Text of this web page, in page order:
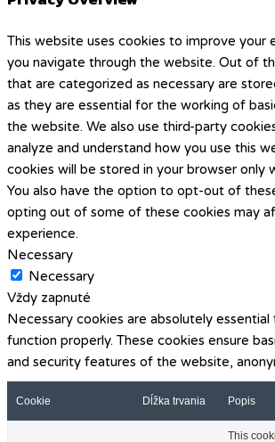
This website uses cookies to improve your
you navigate through the website. Out of
that are categorized as necessary are
as they are essential for the working of
the website. We also use third-party
analyze and understand how you use this
cookies will be stored in your browser only
You also have the option to opt-out of
opting out of some of these cookies may
experience.
Necessary
Necessary
Vždy zapnuté
Necessary cookies are absolutely
function properly. These cookies ensure
and security features of the website,
Cookie Dĺžka trvania Popis
This